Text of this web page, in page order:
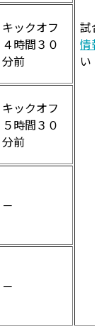
試合
情報
い
キックオフ
４時間３０
分前
キックオフ
５時間３０
分前
－
－